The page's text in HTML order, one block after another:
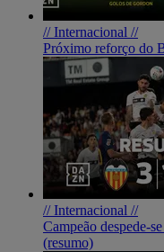
// Internacional //
Próximo reforço do
// Internacional //
Campeão despede-
(resumo)